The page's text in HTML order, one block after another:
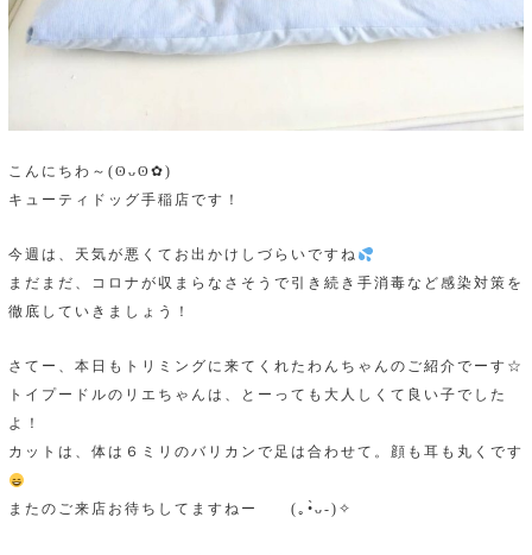
こんにちわ～(ʘᴗʘ✿)
キューティドッグ手稲店です！
今週は、天気が悪くてお出かけしづらいですね
まだまだ、コロナが収まらなさそうで引き続き手消毒など感染対策を
徹底していきましょう！
さてー、本日もトリミングに来てくれたわんちゃんのご紹介でーす☆
トイプードルのリエちゃんは、とーっても大人しくて良い子でした
よ！
カットは、体は６ミリのバリカンで足は合わせて。顔も耳も丸くです
またのご来店お待ちしてますねー (｡•̀ᴗ-)✧